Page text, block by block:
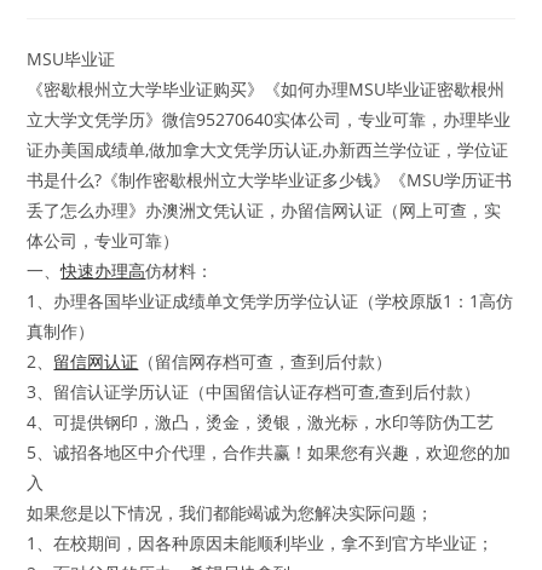
MSU毕业证
《密歇根州立大学毕业证购买》《如何办理MSU毕业证密歇根州
立大学文凭学历》微信95270640实体公司，专业可靠，办理毕业
证办美国成绩单,做加拿大文凭学历认证,办新西兰学位证，学位证
书是什么?《制作密歇根州立大学毕业证多少钱》《MSU学历证书
丢了怎么办理》办澳洲文凭认证，办留信网认证（网上可查，实
体公司，专业可靠）
一、快速办理高仿材料：
1、办理各国毕业证成绩单文凭学历学位认证（学校原版1：1高仿
真制作）
2、 留信网认证 （留信网存档可查，查到后付款）
3、留信认证学历认证（中国留信认证存档可查,查到后付款）
4、可提供钢印，激凸，烫金，烫银，激光标，水印等防伪工艺
5、诚招各地区中介代理，合作共赢！如果您有兴趣，欢迎您的加
入
如果您是以下情况，我们都能竭诚为您解决实际问题；
1、在校期间，因各种原因未能顺利毕业，拿不到官方毕业证；